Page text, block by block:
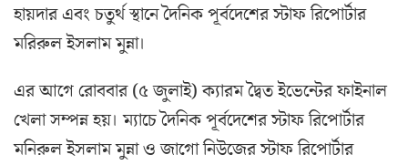
হায়দার এবং চতুর্থ স্থানে দৈনিক পূর্বদেশের স্টাফ রিপোর্টার
মরিরুল ইসলাম মুন্না।
এর আগে রোববার (৫ জুলাই) ক্যারম দ্বৈত ইভেন্টের ফাইনাল
খেলা সম্পন্ন হয়। ম্যাচে দৈনিক পূর্বদেশের স্টাফ রিপোর্টার
মনিরুল ইসলাম মুন্না ও জাগো নিউজের স্টাফ রিপোর্টার